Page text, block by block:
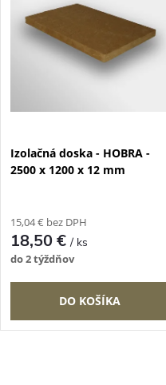
o
o
Izolačná doska - HOBRA -
2500 x 1200 x 12 mm
15,04 € bez DPH
18,50 €/ ks
do 2 týždňov
DO KOŠÍKA